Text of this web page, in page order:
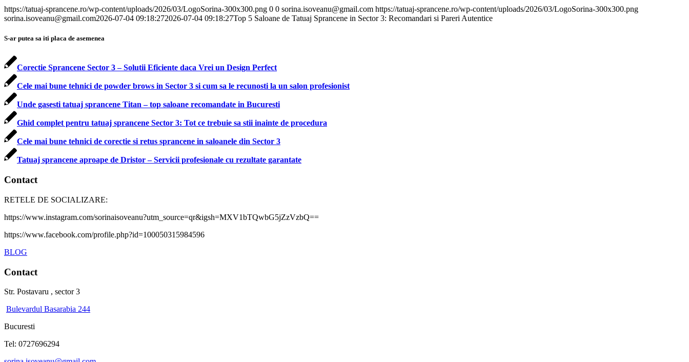
https://tatuaj-sprancene.ro/wp-content/uploads/2026/03/LogoSorina-300x300.png 0 0 sorina.isoveanu@gmail.com https://tatuaj-sprancene.ro/wp-content/uploads/2026/03/LogoSorina-300x300.png
sorina.isoveanu@gmail.com2026-07-04 09:18:272026-07-04 09:18:27Top 5 Saloane de Tatuaj Sprancene in Sector 3: Recomandari si Pareri Autentice
S-ar putea sa iti placa de asemenea
Corectie Sprancene Sector 3 – Solutii Eficiente daca Vrei un Design Perfect
Cele mai bune tehnici de powder brows in Sector 3 si cum sa le recunosti la un salon profesionist
Unde gasesti tatuaj sprancene Titan – top saloane recomandate in Bucuresti
Ghid complet pentru tatuaj sprancene Sector 3: Tot ce trebuie sa stii inainte de procedura
Cele mai bune tehnici de corectie si retus sprancene in saloanele din Sector 3
Tatuaj sprancene aproape de Dristor – Servicii profesionale cu rezultate garantate
Contact
RETELE DE SOCIALIZARE:
https://www.instagram.com/sorinaisoveanu?utm_source=qr&igsh=MXV1bTQwbG5jZzVzbQ==
https://www.facebook.com/profile.php?id=100050315984596
BLOG
Contact
Str. Postavaru , sector 3
Bulevardul Basarabia 244
Bucuresti
Tel: 0727696294